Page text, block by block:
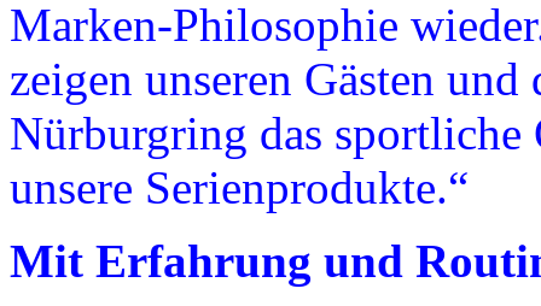
Marken-Philosophie
zeigen unseren Gästen
Nürburgring das
unsere Serienprodukte.“
Mit Erfahrung und